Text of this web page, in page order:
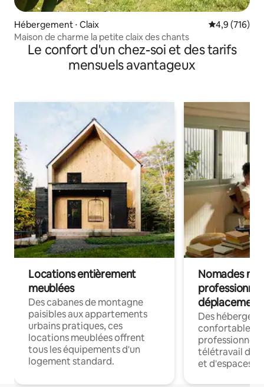
Hébergement ⋅ Claix Évaluation
4,9 (716)
Maison de charme la petite claix des chants
Le confort d'un chez-soi et des tarifs
mensuels avantageux
Locations entièrement
meublées
Des cabanes de montagne
paisibles aux appartements
urbains pratiques, ces
locations meublées offrent
tous les équipements d'un
logement standard.
Nomades
déplacement
Des
confortables
professionnels
télétravail
et d'espaces